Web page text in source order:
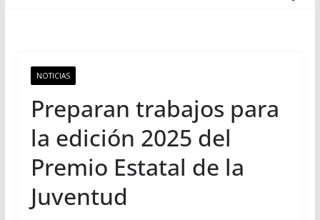
NOTICIAS
Preparan trabajos para
la edición 2025 del
Premio Estatal de la
Juventud